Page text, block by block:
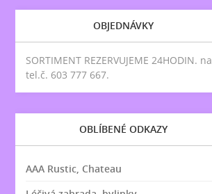
OBJEDNÁVKY
SORTIMENT REZERVUJEME 24HODIN. na
tel.č. 603 777 667.
OBLÍBENÉ ODKAZY
AAA Rustic, Chateau